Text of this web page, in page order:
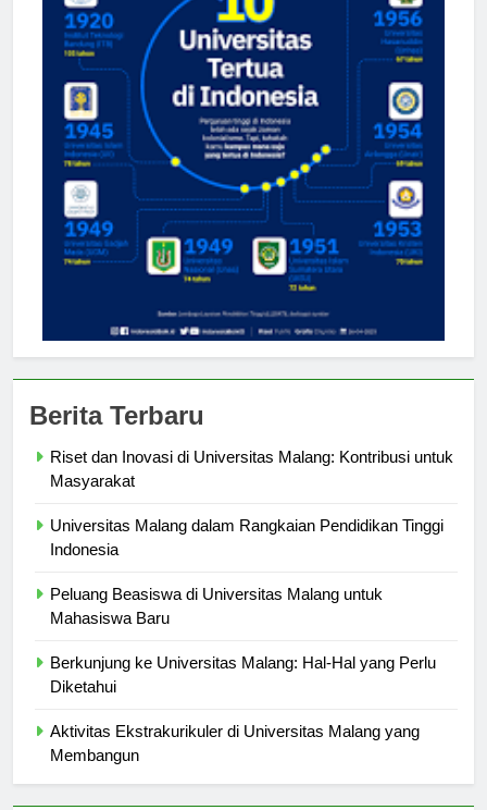
Berita Terbaru
Riset dan Inovasi di Universitas Malang: Kontribusi untuk
Universitas Malang dalam Rangkaian Pendidikan Tinggi
Peluang Beasiswa di Universitas Malang untuk
Berkunjung ke Universitas Malang: Hal-Hal yang Perlu
Aktivitas Ekstrakurikuler di Universitas Malang yang